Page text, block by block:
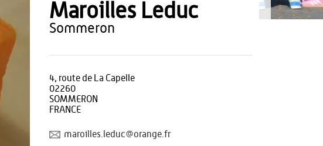
Maroilles Leduc
sommeron
4, route de La Capelle
02260
SOMMERON
FRANCE
maroilles.leduc@orange.fr